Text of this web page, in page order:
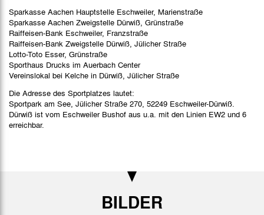
Sparkasse Aachen Hauptstelle Eschweiler, Marienstraße
Sparkasse Aachen Zweigstelle Dürwiß, Grünstraße
Raiffeisen-Bank Eschweiler, Franzstraße
Raiffeisen-Bank Zweigstelle Dürwiß, Jülicher Straße
Lotto-Toto Esser, Grünstraße
Sporthaus Drucks im Auerbach Center
Vereinslokal bei Kelche in Dürwiß, Jülicher Straße
Die Adresse des Sportplatzes lautet:
Sportpark am See, Jülicher Straße 270, 52249 Eschweiler-Dürwiß.
Dürwiß ist vom Eschweiler Bushof aus u.a. mit den Linien EW2 und 6
erreichbar.
BILDER